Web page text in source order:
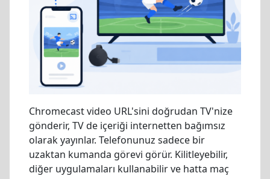
Chromecast video URL'sini doğrudan TV'nize
gönderir, TV de içeriği internetten bağımsız
olarak yayınlar. Telefonunuz sadece bir
uzaktan kumanda görevi görür. Kilitleyebilir,
diğer uygulamaları kullanabilir ve hatta maç